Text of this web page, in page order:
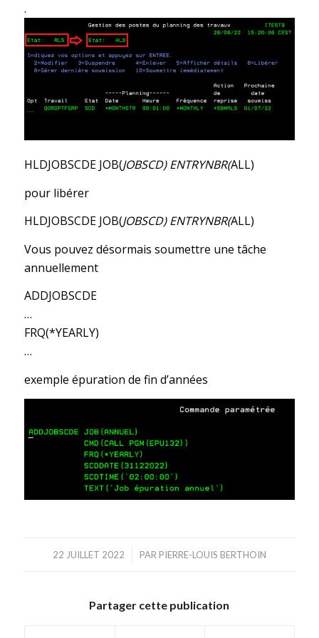
.
HLDJOBSCDE JOB(JOBSCD) ENTRYNBR(ALL)
pour libérer
HLDJOBSCDE JOB(JOBSCD) ENTRYNBR(ALL)
Vous pouvez désormais soumettre une tâche
annuellement
ADDJOBSCDE
…
FRQ(*YEARLY)
…
exemple épuration de fin d’années
22 JUILLET 2022
/ PAR PIERRE-LOUIS BERTHOIN
Partager cette publication